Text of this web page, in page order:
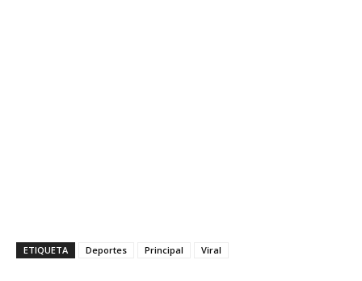
ETIQUETA Deportes Principal Viral